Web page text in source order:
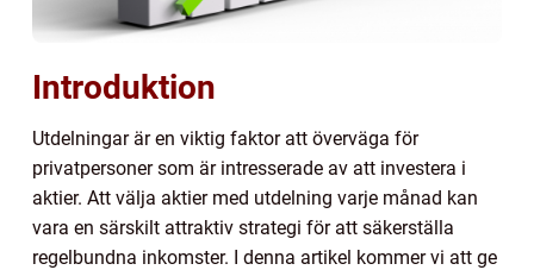
Introduktion
Utdelningar är en viktig faktor att överväga för
privatpersoner som är intresserade av att investera i
aktier. Att välja aktier med utdelning varje månad kan
vara en särskilt attraktiv strategi för att säkerställa
regelbundna inkomster. I denna artikel kommer vi att ge